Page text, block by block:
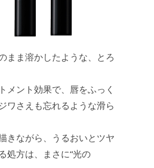
まま溶かしたような、とろ
メント効果で、唇をふっく
ワさえも忘れるような滑ら
きながら、うるおいとツヤ
処方は、まさに“光の